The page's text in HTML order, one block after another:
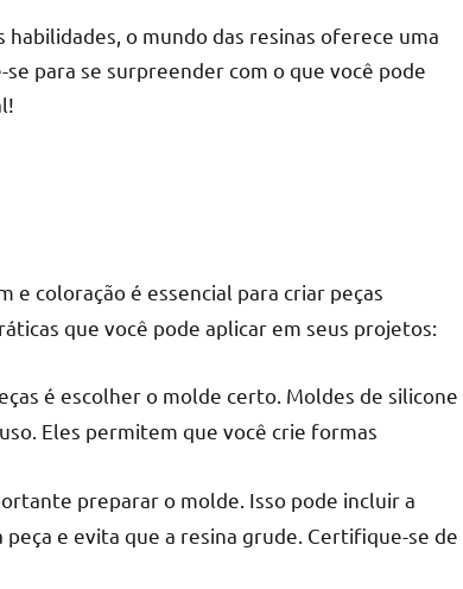
o mundo das resinas oferece uma
para se surpreender com o que você pode
e coloração é essencial para criar peças
que você pode aplicar em seus projetos:
é escolher o molde certo. Moldes de silicone
Eles permitem que você crie formas
preparar o molde. Isso pode incluir a
e evita que a resina grude. Certifique-se de